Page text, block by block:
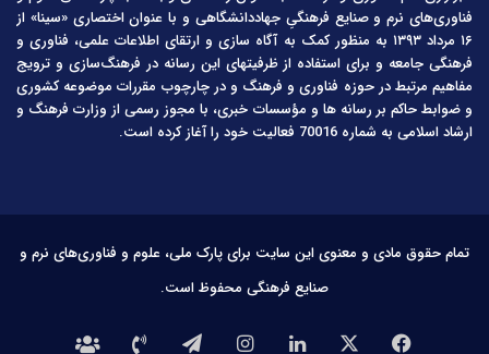
فناوری‌های نرم و صنایع فرهنگیِ جهاددانشگاهی و با عنوان اختصاری «سینا» از
۱۶ مرداد ۱۳۹۳ به منظور کمک به آگاه سازی و ارتقای اطلاعات علمی، فناوری و
فرهنگی جامعه و برای استفاده از ظرفیتهای این رسانه در فرهنگ‌سازی و ترویج
مفاهیم مرتبط در حوزه فناوری و فرهنگ و در چارچوب مقررات موضوعه کشوری
و ضوابط حاکم بر رسانه ها و مؤسسات خبری، با مجوز رسمی از وزارت فرهنگ و
ارشاد اسلامی به شماره 70016 فعالیت خود را آغاز کرده است.
تمام حقوق مادی و معنوی این سایت برای پارک ملی، علوم و فناوری‌های نرم و
صنایع فرهنگی محفوظ است.
فیس لینکدیناینستاگرامتلگرامتماس درباره